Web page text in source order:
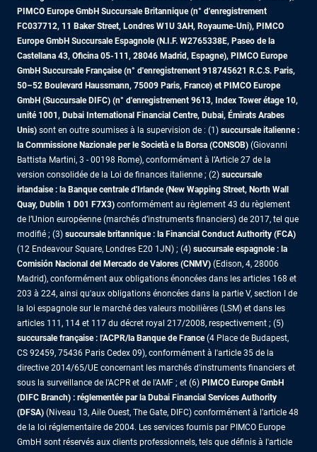
PIMCO Europe GmbH Succursale Britannique (n° d'enregistrement
FC037712, 11 Baker Street, Londres W1U 3AH, Royaume-Uni), PIMCO
Europe GmbH Succursale Espagnole (N.I.F. W2765338E, Paseo de la
Castellana 43, Oficina 05-111, 28046 Madrid, Espagne), PIMCO Europe
GmbH Succursale Française (n° d'enregistrement 918745621 R.C.S. Paris,
50–52 Boulevard Haussmann, 75009 Paris, France) et PIMCO Europe
GmbH (Succursale DIFC) (n° d'enregistrement 9613, Index Tower étage 10,
unité 1001, Dubai International Financial Centre, Dubai, Émirats Arabes
Unis) sont en outre soumises à la supervision de : (1) succursale italienne :
la Commissione Nazionale per le Società e la Borsa (CONSOB) (Giovanni
Battista Martini, 3 - 00198 Rome), conformément à l’Article 27 de la
version consolidée de la Loi de finances italienne ; (2) succursale
irlandaise : la Banque centrale d'Irlande (New Wapping Street, North Wall
Quay, Dublin 1 D01 F7X3) conformément au règlement 43 du règlement
de l’Union européenne (marchés d’instruments financiers) de 2017, tel que
modifié ; (3) succursale britannique : la Financial Conduct Authority (FCA)
(12 Endeavour Square, Londres E20 1JN) ; (4) succursale espagnole : la
Comisión Nacional del Mercado de Valores (CNMV) (Edison, 4, 28006
Madrid), conformément aux obligations énoncées dans les articles 168 et
203 à 224, ainsi qu'aux obligations énoncées dans la partie V, section I de
la loi espagnole sur le marché des valeurs mobilières (LSM) et dans les
articles 111, 114 et 117 du décret royal 217/2008, respectivement ; (5)
succursale française : l'ACPR/la Banque de France(4 Place de Budapest,
CS 92459, 75436 Paris Cedex 09), conformément à l'article 35 de la
directive 2014/65/UE concernant les marchés d'instruments financiers et
sous la surveillance de l'ACPR et de l'AMF ; et (6) PIMCO Europe GmbH
(DIFC Branch) : réglementée par la Dubai Financial Services Authority
(DFSA) (Niveau 13, Aile Ouest, The Gate, DIFC) conformément à l’article 48
de la loi réglementaire de 2004. Les services fournis par PIMCO Europe
GmbH sont réservés aux clients professionnels, tels que définis à l'article